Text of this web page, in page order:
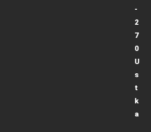
-
2
7
0
U
s
t
k
a